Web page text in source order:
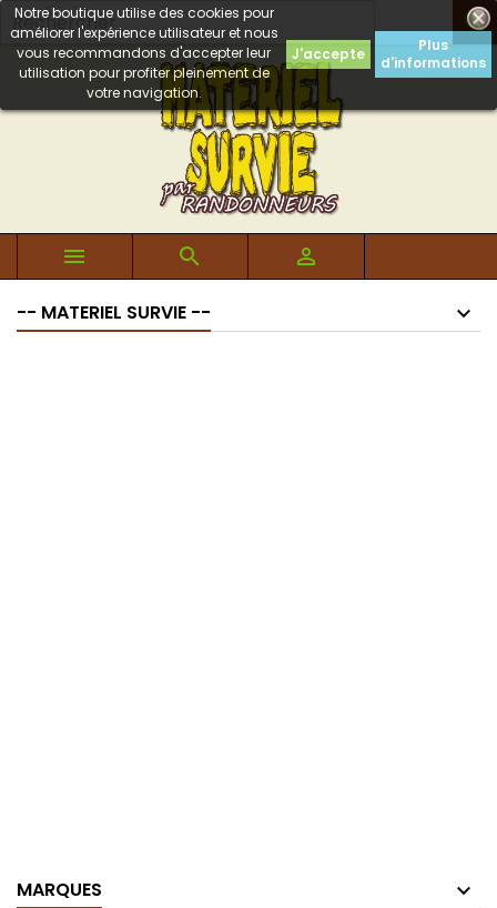

Notre boutique utilise des cookies pour
améliorer l'expérience utilisateur et nous
vous recommandons d'accepter leur
utilisation pour profiter pleinement de
votre navigation.
J'accepte
Plus
d'informations
  
-- MATERIEL SURVIE --
MARQUES